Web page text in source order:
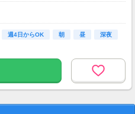
週4日からOK 朝 昼
深夜